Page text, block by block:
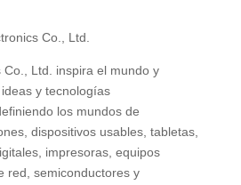
Co., Ltd.
Co., Ltd. inspira el mundo y
y tecnologías
los mundos de
dispositivos usables, tabletas,
impresoras, equipos
red, semiconductores y